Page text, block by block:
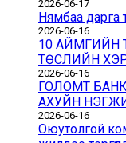
2026-06-17
Нямбаа дарга
2026-06-16
10 АЙМГИЙН
ТӨСЛИЙН
2026-06-16
ГОЛОМТ
АХУЙН
2026-06-16
Оюутолгой